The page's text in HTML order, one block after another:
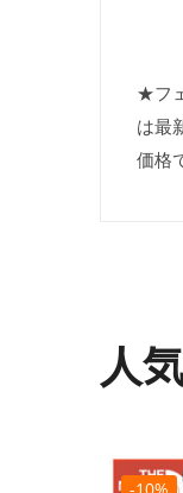
★フ
は最
価格
人
-10%